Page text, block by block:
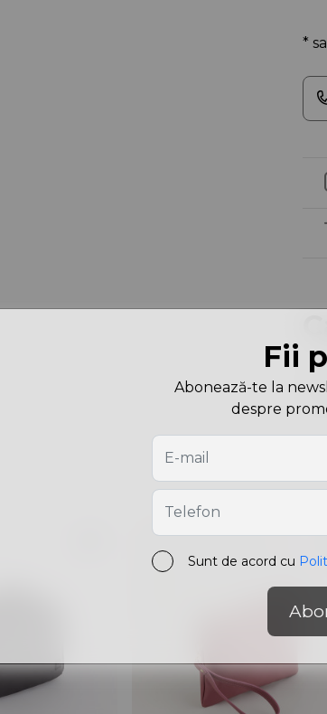
*
Fii
Abonează-te la
despre
Sunt de acord cu